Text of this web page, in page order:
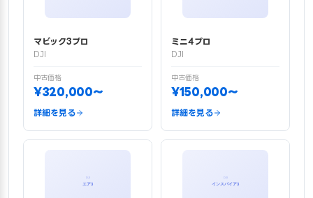
マビック3プロ
DJI
中古価格
¥320,000〜
詳細を見る
ミニ4プロ
DJI
中古価格
¥150,000〜
詳細を見る